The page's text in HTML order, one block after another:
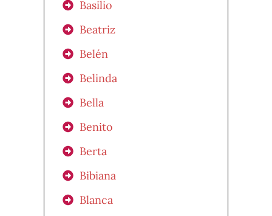
Basilio
Beatriz
Belén
Belinda
Bella
Benito
Berta
Bibiana
Blanca